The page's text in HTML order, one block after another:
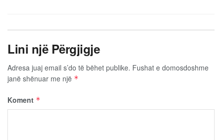
Lini një Përgjigje
Adresa juaj email s’do të bëhet publike. Fushat e domosdoshme
janë shënuar me një *
Koment *